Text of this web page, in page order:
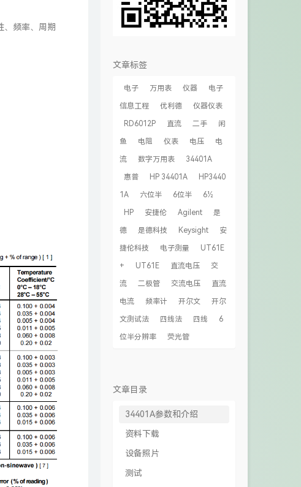
、频率、周期
文章标签
电子 万用表 仪器 电子
信息工程 优利德 仪器仪表
RD6012P 直流 二手 闲
鱼 电阻 仪表 电压 电
流 数字万用表 34401A
惠普 HP 34401A HP3440
1A 六位半 6位半 6½
HP 安捷伦 Agilent 是
德 是德科技 Keysight 安
捷伦科技 电子测量 UT61E
+ UT61E 直流电压 交
流 二极管 交流电压 直流
电流 频率计 开尔文 开尔
文测试法 四线法 四线 6
位半分辨率 荧光管
文章目录
34401A参数和介绍
资料下载
设备照片
测试